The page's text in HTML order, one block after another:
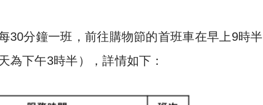
30分鐘一班，前往購物節的首班車在早上9時半
為下午3時半），詳情如下：